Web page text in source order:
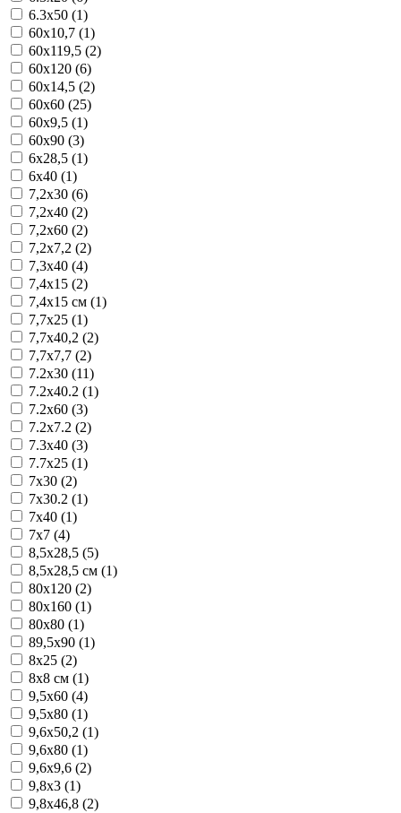
6.3x50 (1)
60x10,7 (1)
60x119,5 (2)
60x120 (6)
60x14,5 (2)
60x60 (25)
60x9,5 (1)
60x90 (3)
6x28,5 (1)
6x40 (1)
7,2x30 (6)
7,2x40 (2)
7,2x60 (2)
7,2x7,2 (2)
7,3x40 (4)
7,4x15 (2)
7,4x15 см (1)
7,7x25 (1)
7,7x40,2 (2)
7,7x7,7 (2)
7.2x30 (11)
7.2x40.2 (1)
7.2x60 (3)
7.2x7.2 (2)
7.3x40 (3)
7.7x25 (1)
7x30 (2)
7x30.2 (1)
7x40 (1)
7x7 (4)
8,5x28,5 (5)
8,5x28,5 см (1)
80x120 (2)
80x160 (1)
80x80 (1)
89,5x90 (1)
8x25 (2)
8x8 см (1)
9,5x60 (4)
9,5x80 (1)
9,6x50,2 (1)
9,6x80 (1)
9,6x9,6 (2)
9,8x3 (1)
9,8x46,8 (2)